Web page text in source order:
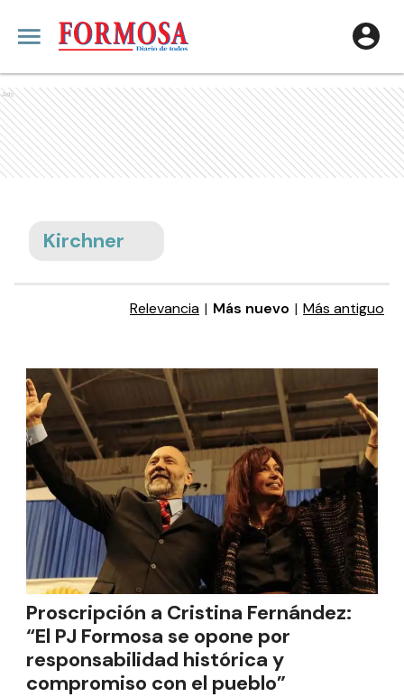
Ads
Kirchner
Relevancia | Más nuevo | Más antiguo
Proscripción a Cristina Fernández:
“El PJ Formosa se opone por
responsabilidad histórica y
compromiso con el pueblo”